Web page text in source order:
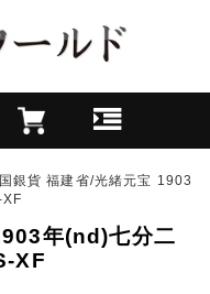
銀貨 福建省/光緒元宝 1903
年(nd)七分二
XF